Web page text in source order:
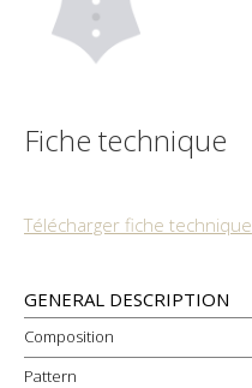
Fiche technique
Télécharger fiche technique
GENERAL DESCRIPTION
Composition
Pattern